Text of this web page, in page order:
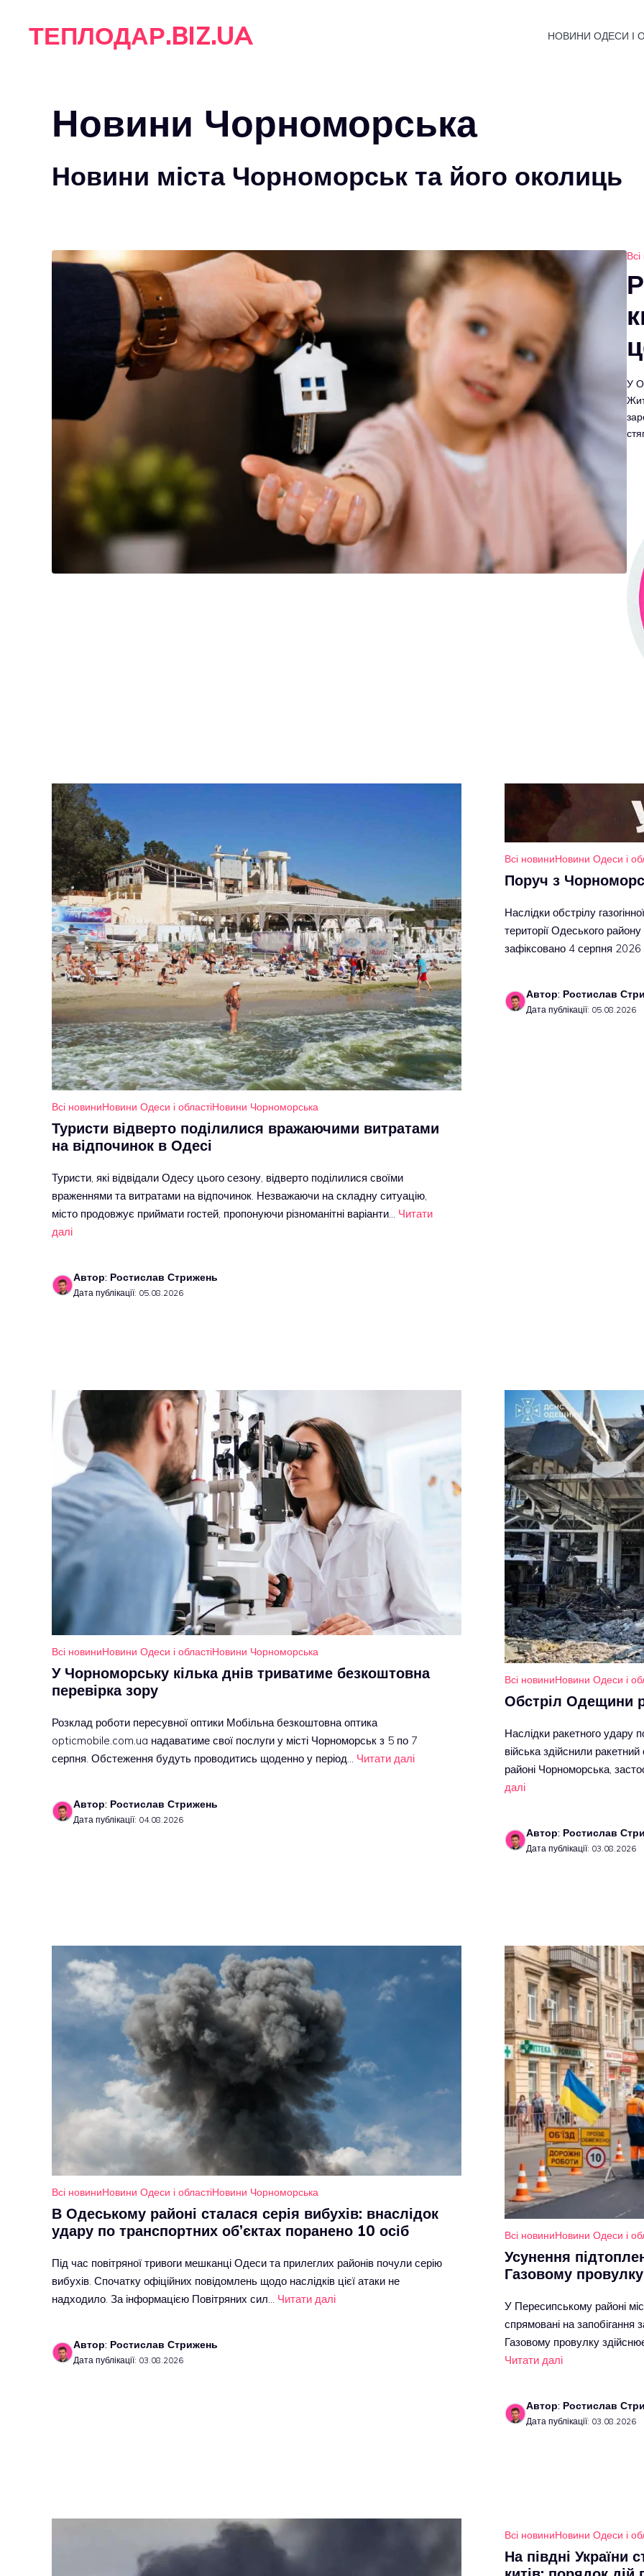
ТЕПЛОДАР.BIZ.UA НОВИНИ ОДЕСИ І
Новини Чорноморська
Новини міста Чорноморськ та його околиць
У
Всі новиниНовини Одеси і областіНовини Чорноморська
Туристи відверто поділилися вражаючими витратами
на відпочинок в Одесі
Туристи, які відвідали Одесу цього сезону, відверто поділилися своїми
враженнями та витратами на відпочинок. Незважаючи на складну ситуацію,
місто продовжує приймати гостей, пропонуючи різноманітні варіанти… Читати
далі
Автор: Ростислав Стрижень
Дата публікації: 05.08.2026
Всі новиниНовини Одеси і
Поруч з
Наслідки обстрілу
території Одеського
зафіксовано 4 серпня 2026
Автор: Ростислав
Дата публікації: 05.08.2026
Всі новиниНовини Одеси і областіНовини Чорноморська
У Чорноморську кілька днів триватиме безкоштовна
перевірка зору
Розклад роботи пересувної оптики Мобільна безкоштовна оптика
opticmobile.com.ua надаватиме свої послуги у місті Чорноморськ з 5 по 7
серпня. Обстеження будуть проводитись щоденно у період… Читати далі
Автор: Ростислав Стрижень
Дата публікації: 04.08.2026
Всі новиниНовини Одеси і
Обстріл Одещини
Наслідки ракетного удару
війська здійснили
районі Чорноморська,
далі
Автор: Ростислав
Дата публікації: 03.08.2026
Всі новиниНовини Одеси і областіНовини Чорноморська
В Одеському районі сталася серія вибухів: внаслідок
удару по транспортних об’єктах поранено 10 осіб
Під час повітряної тривоги мешканці Одеси та прилеглих районів почули серію
вибухів. Спочатку офіційних повідомлень щодо наслідків цієї атаки не
надходило. За інформацією Повітряних сил… Читати далі
Автор: Ростислав Стрижень
Дата публікації: 03.08.2026
Всі новиниНовини Одеси і
Усунення
Газовому провулку
У Пересипському районі
спрямовані на запобігання
Газовому провулку
Читати далі
Автор: Ростислав
Дата публікації: 03.08.2026
Всі новиниНовини Одеси і
На півдні України